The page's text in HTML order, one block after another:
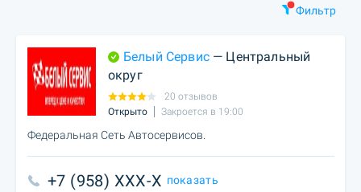
Фильтр
Белый Сервис— Центральный
округ
20 отзывов
Открыто
Закроется в 19:00
Федеральная Сеть Автосервисов.
+7 (958) XXX-X показать